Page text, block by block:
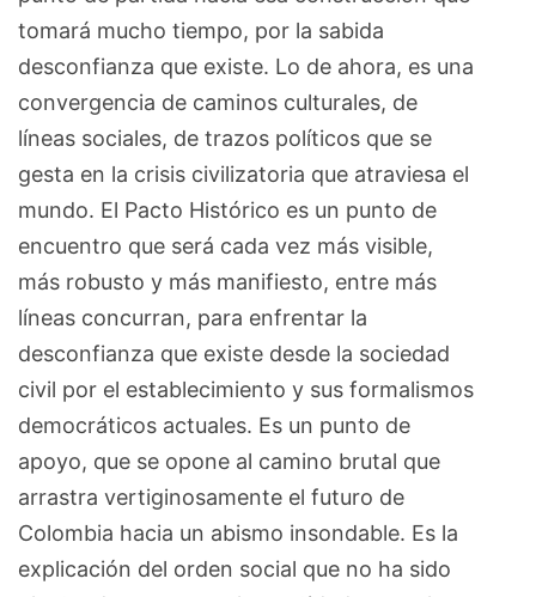
tomará mucho tiempo, por la sabida
desconfianza que existe. Lo de ahora, es una
convergencia de caminos culturales, de
líneas sociales, de trazos políticos que se
gesta en la crisis civilizatoria que atraviesa el
mundo. El Pacto Histórico es un punto de
encuentro que será cada vez más visible,
más robusto y más manifiesto, entre más
líneas concurran, para enfrentar la
desconfianza que existe desde la sociedad
civil por el establecimiento y sus formalismos
democráticos actuales. Es un punto de
apoyo, que se opone al camino brutal que
arrastra vertiginosamente el futuro de
Colombia hacia un abismo insondable. Es la
explicación del orden social que no ha sido